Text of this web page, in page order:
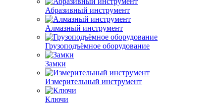
Абразивный инструмент
Алмазный инструмент
Грузоподъёмное оборудование
Замки
Измерительный инструмент
Ключи